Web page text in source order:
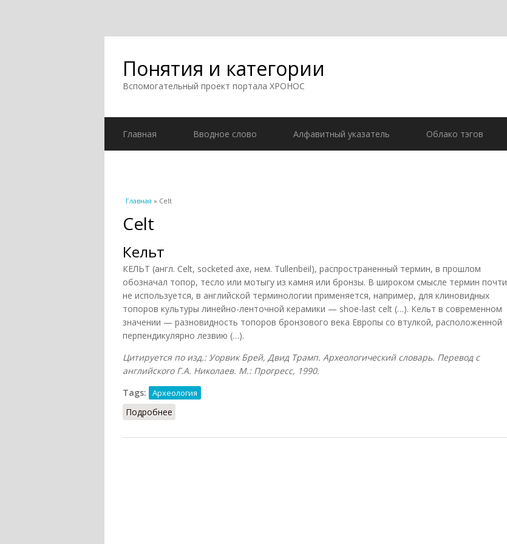
Понятия и категории
Вспомогательный проект портала ХРОНОС
Главная Вводное слово Алфавитный указатель Облако тэгов
Вы здесь
Главная » Celt
Celt
Кельт
КЕЛЬТ (англ. Celt, socketed axe, нем. Tullenbeil), распространенный термин, в прошлом
обозначал топор, тесло или мотыгу из камня или бронзы. В широком смысле термин почти
не используется, в английской терминологии применяется, например, для клиновидных
топоров культуры линейно-ленточной керамики — shoe-last celt (…). Кельт в современном
значении — разновидность топоров бронзового века Европы со втулкой, расположенной
перпендикулярно лезвию (…).
Цитируется по изд.: Уорвик Брей, Двид Трамп. Археологический словарь. Перевод с
английского Г.А. Николаев. М.: Прогресс, 1990.
Tags:
Археология
Подробнее